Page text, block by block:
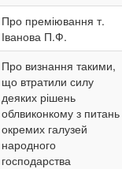
Про преміювання т.
Іванова П.Ф.
Про визнання такими,
що втратили силу
деяких рішень
облвиконкому з питань
окремих галузей
народного
господарства